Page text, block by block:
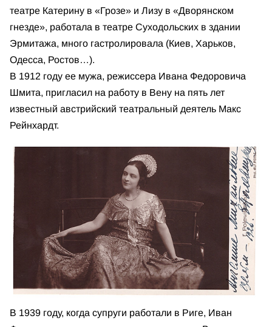
театре Катерину в «Грозе» и Лизу в «Дворянском
гнезде», работала в театре Суходольских в здании
Эрмитажа, много гастролировала (Киев, Харьков,
Одесса, Ростов…).
В 1912 году ее мужа, режиссера Ивана Федоровича
Шмита, пригласил на работу в Вену на пять лет
известный австрийский театральный деятель Макс
Рейнхардт.
В 1939 году, когда супруги работали в Риге, Иван